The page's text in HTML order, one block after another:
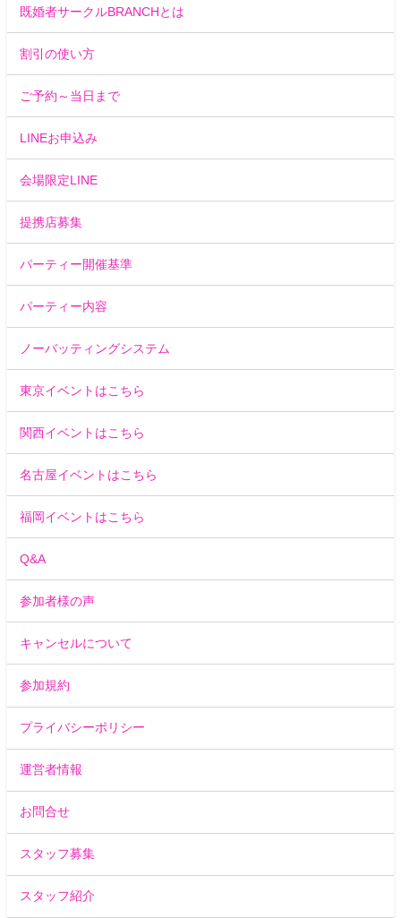
既婚者サークルBRANCHとは
割引の使い方
ご予約～当日まで
LINEお申込み
会場限定LINE
提携店募集
パーティー開催基準
パーティー内容
ノーバッティングシステム
東京イベントはこちら
関西イベントはこちら
名古屋イベントはこちら
福岡イベントはこちら
Q&A
参加者様の声
キャンセルについて
参加規約
プライバシーポリシー
運営者情報
お問合せ
スタッフ募集
スタッフ紹介